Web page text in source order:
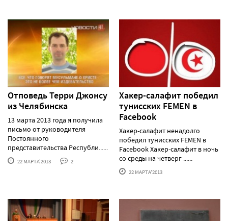
Отповедь Терри Джонсу
из Челябинска
13 марта 2013 года я получила
письмо от руководителя
Постоянного
представительства Республи......
22 МАРТА'2013 2
Хакер-салафит победил
тунисских FEMEN в
Facebook
Хакер-салафит ненадолго
победил тунисских FEMEN в
Facebook Хакер-салафит в ночь
со среды на четверг ......
22 МАРТА'2013